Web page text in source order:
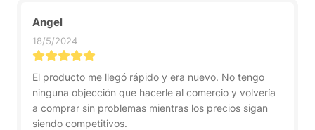
Angel
18/5/2024
El producto me llegó rápido y era nuevo. No tengo
ninguna objección que hacerle al comercio y volvería
a comprar sin problemas mientras los precios sigan
siendo competitivos.